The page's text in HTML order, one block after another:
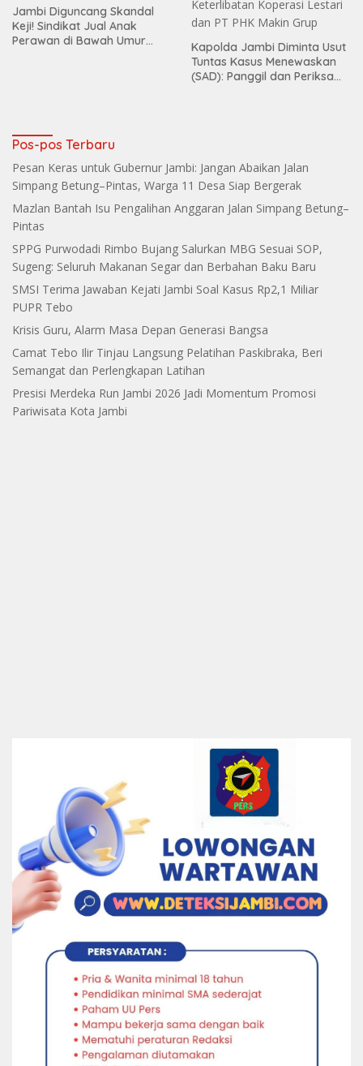
Jambi Diguncang Skandal
Keji! Sindikat Jual Anak
Perawan di Bawah Umur
Kapolda Jambi Diminta Usut
Tuntas Kasus Menewaskan
(SAD): Panggil dan Periksa
Pos-pos Terbaru
Pesan Keras untuk Gubernur Jambi: Jangan Abaikan Jalan
Simpang Betung–Pintas, Warga 11 Desa Siap Bergerak
Mazlan Bantah Isu Pengalihan Anggaran Jalan Simpang Betung–
Pintas
SPPG Purwodadi Rimbo Bujang Salurkan MBG Sesuai SOP,
Sugeng: Seluruh Makanan Segar dan Berbahan Baku Baru
SMSI Terima Jawaban Kejati Jambi Soal Kasus Rp2,1 Miliar
PUPR Tebo
Krisis Guru, Alarm Masa Depan Generasi Bangsa
Camat Tebo Ilir Tinjau Langsung Pelatihan Paskibraka, Beri
Semangat dan Perlengkapan Latihan
Presisi Merdeka Run Jambi 2026 Jadi Momentum Promosi
Pariwisata Kota Jambi